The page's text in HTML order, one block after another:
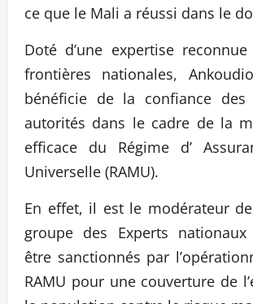
ce que le Mali a réussi dans le
Doté d’une expertise
frontières nationales,
bénéficie de la confiance des
autorités dans le cadre de la
efficace du Régime d’
Universelle (RAMU).
En effet, il est le modérateur
groupe des Experts
être sanctionnés par
RAMU pour une couverture de